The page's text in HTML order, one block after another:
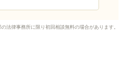
法律事務所に限り初回相談無料の場合があります。